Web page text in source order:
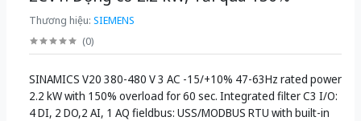
Thương hiệu: SIEMENS
(0)
SINAMICS V20 380-480 V 3 AC -15/+10% 47-63Hz rated power
2.2 kW with 150% overload for 60 sec. Integrated filter C3 I/O:
4 DI, 2 DO,2 AI, 1 AQ fieldbus: USS/MODBUS RTU with built-in